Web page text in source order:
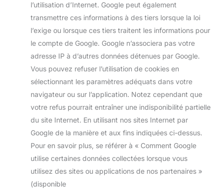
l’utilisation d’Internet. Google peut également
transmettre ces informations à des tiers lorsque la loi
l’exige ou lorsque ces tiers traitent les informations pour
le compte de Google. Google n’associera pas votre
adresse IP à d’autres données détenues par Google.
Vous pouvez refuser l’utilisation de cookies en
sélectionnant les paramètres adéquats dans votre
navigateur ou sur l’application. Notez cependant que
votre refus pourrait entraîner une indisponibilité partielle
du site Internet. En utilisant nos sites Internet par
Google de la manière et aux fins indiquées ci-dessus.
Pour en savoir plus, se référer à « Comment Google
utilise certaines données collectées lorsque vous
utilisez des sites ou applications de nos partenaires »
(disponible